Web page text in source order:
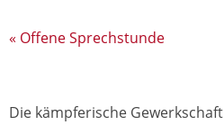
« Offene Sprechstunde
Die kämpferische Gewerkschaft